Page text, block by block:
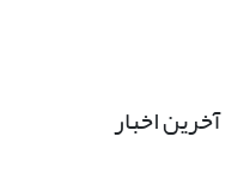
آخرین اخبار